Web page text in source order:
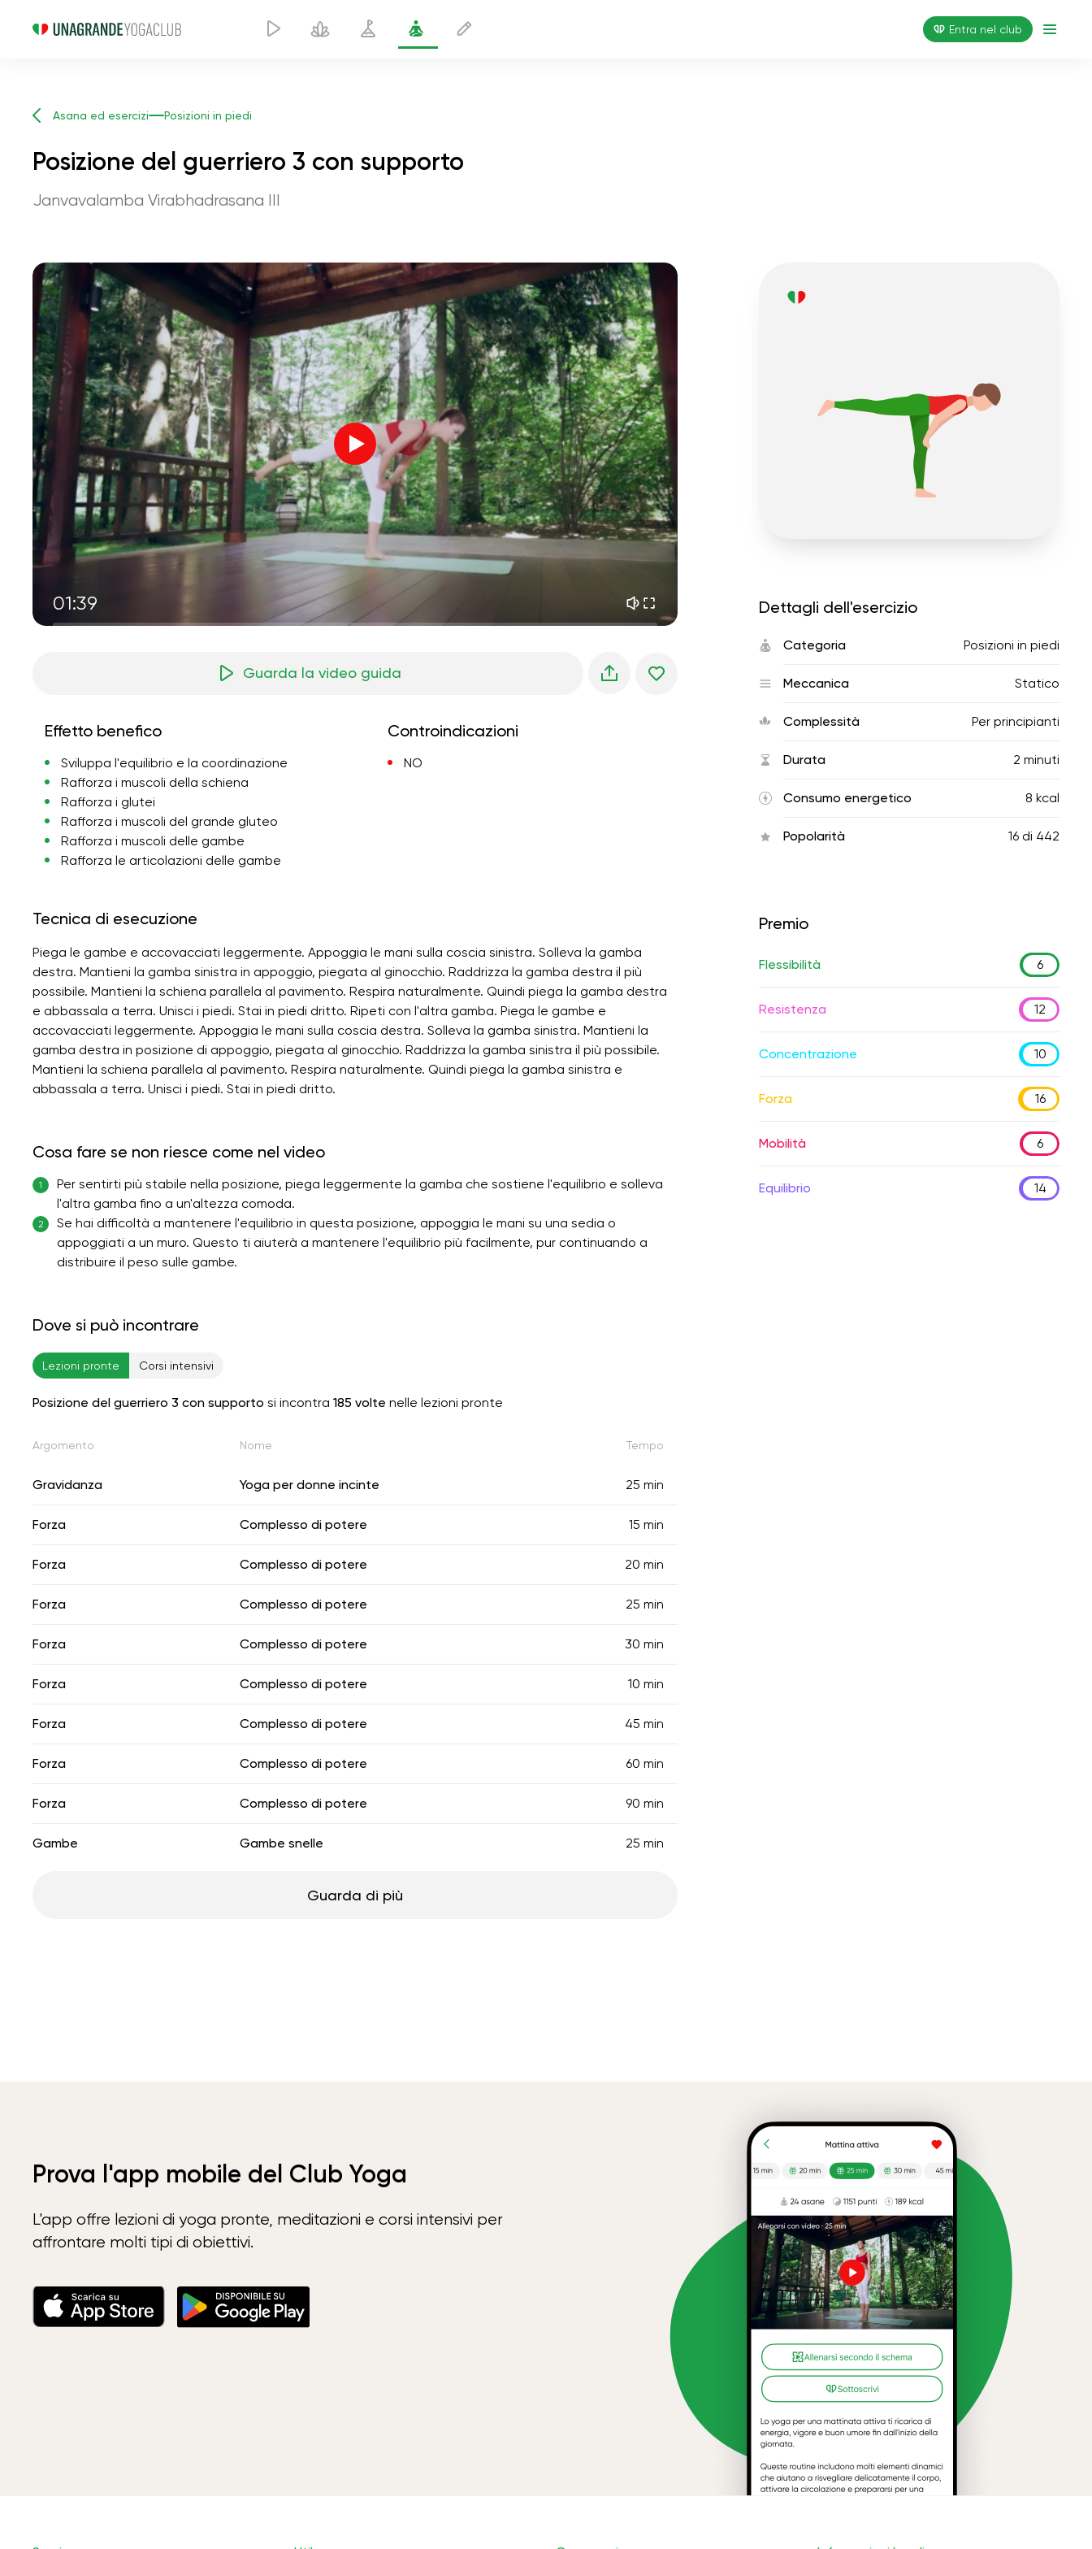
Entra nel club
Asana ed esercizi Posizioni in piedi
Posizione del guerriero 3 con supporto
Janvavalamba Virabhadrasana III
01:39
Voce dell'istruttore
volo dell'anima 01:44
pace interiore 01:27
sogni mattutini 01:34
freschezza della foresta 05:00
pioggia estiva 02:00
silenzio di montagna 02:00
brezza marina 02:00
la voce del vento 02:00
Guarda la video guida
Effetto benefico
Sviluppa l'equilibrio e la coordinazione
Rafforza i muscoli della schiena
Rafforza i glutei
Rafforza i muscoli del grande gluteo
Rafforza i muscoli delle gambe
Rafforza le articolazioni delle gambe
Controindicazioni
NO
Tecnica di esecuzione
Piega le gambe e accovacciati leggermente. Appoggia le mani sulla coscia sinistra. Solleva la gamba
destra. Mantieni la gamba sinistra in appoggio, piegata al ginocchio. Raddrizza la gamba destra il più
possibile. Mantieni la schiena parallela al pavimento. Respira naturalmente. Quindi piega la gamba destra
e abbassala a terra. Unisci i piedi. Stai in piedi dritto. Ripeti con l'altra gamba. Piega le gambe e
accovacciati leggermente. Appoggia le mani sulla coscia destra. Solleva la gamba sinistra. Mantieni la
gamba destra in posizione di appoggio, piegata al ginocchio. Raddrizza la gamba sinistra il più possibile.
Mantieni la schiena parallela al pavimento. Respira naturalmente. Quindi piega la gamba sinistra e
abbassala a terra. Unisci i piedi. Stai in piedi dritto.
Cosa fare se non riesce come nel video
1
Per sentirti più stabile nella posizione, piega leggermente la gamba che sostiene l'equilibrio e solleva
l'altra gamba fino a un'altezza comoda.
2
Se hai difficoltà a mantenere l'equilibrio in questa posizione, appoggia le mani su una sedia o
appoggiati a un muro. Questo ti aiuterà a mantenere l'equilibrio più facilmente, pur continuando a
distribuire il peso sulle gambe.
Dove si può incontrare
Lezioni pronte Corsi intensivi
Posizione del guerriero 3 con supporto si incontra 185 volte nelle lezioni pronte
Argomento Nome Tempo
Gravidanza Yoga per donne incinte 25 min
Forza Complesso di potere 15 min
Forza Complesso di potere 20 min
Forza Complesso di potere 25 min
Forza Complesso di potere 30 min
Forza Complesso di potere 10 min
Forza Complesso di potere 45 min
Forza Complesso di potere 60 min
Forza Complesso di potere 90 min
Gambe Gambe snelle 25 min
Guarda di più
Dettagli dell'esercizio
Categoria Posizioni in piedi
Meccanica Statico
Complessità Per principianti
Durata 2 minuti
Consumo energetico 8 kcal
Popolarità 16 di 442
Premio
Flessibilità 6
Resistenza 12
Concentrazione 10
Forza 16
Mobilità 6
Equilibrio 14
Prova l'app mobile del Club Yoga
L'app offre lezioni di yoga pronte, meditazioni e corsi intensivi per
affrontare molti tipi di obiettivi.